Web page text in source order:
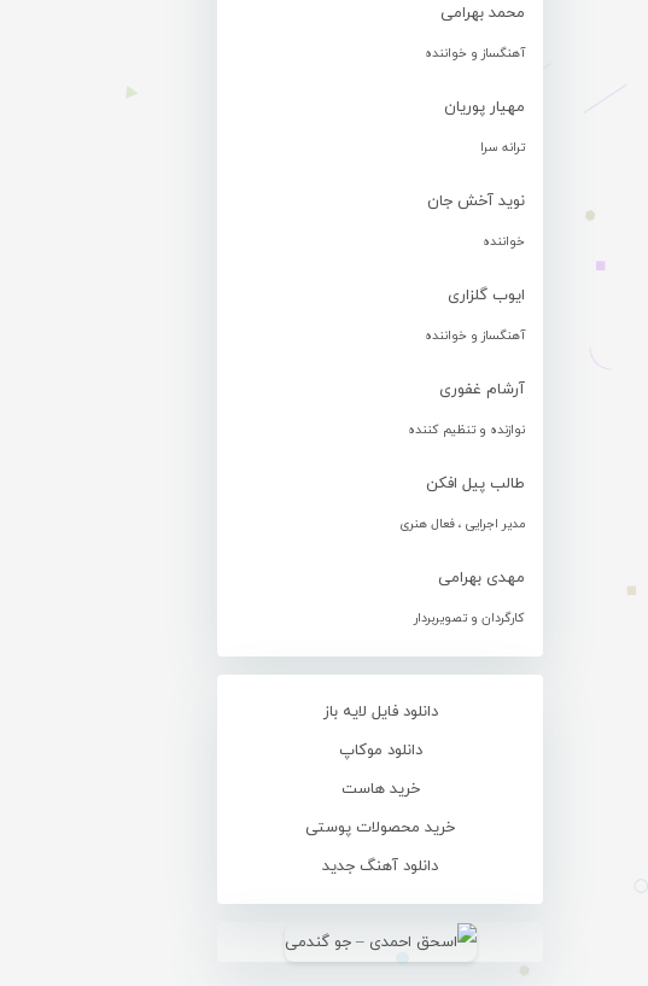
محمد بهرامی
آهنگساز و خواننده
مهیار پوریان
ترانه سرا
نوید آخش جان
خواننده
ایوب گلزاری
آهنگساز و خواننده
آرشام غفوری
نوازنده و تنظیم کننده
طالب پیل افکن
مدیر اجرایی ، فعال هنری
مهدی بهرامی
کارگردان و تصویربردار
دانلود فایل لایه باز
دانلود موکاپ
خرید هاست
خرید محصولات پوستی
دانلود آهنگ جدید